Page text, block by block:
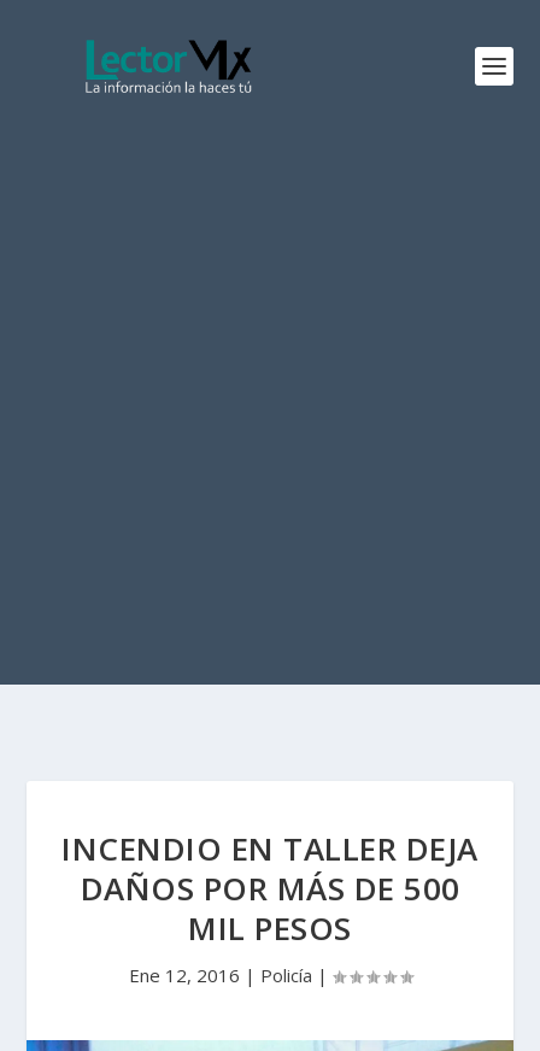
INCENDIO EN TALLER DEJA
DAÑOS POR MÁS DE 500
MIL PESOS
Ene 12, 2016 | Policía |